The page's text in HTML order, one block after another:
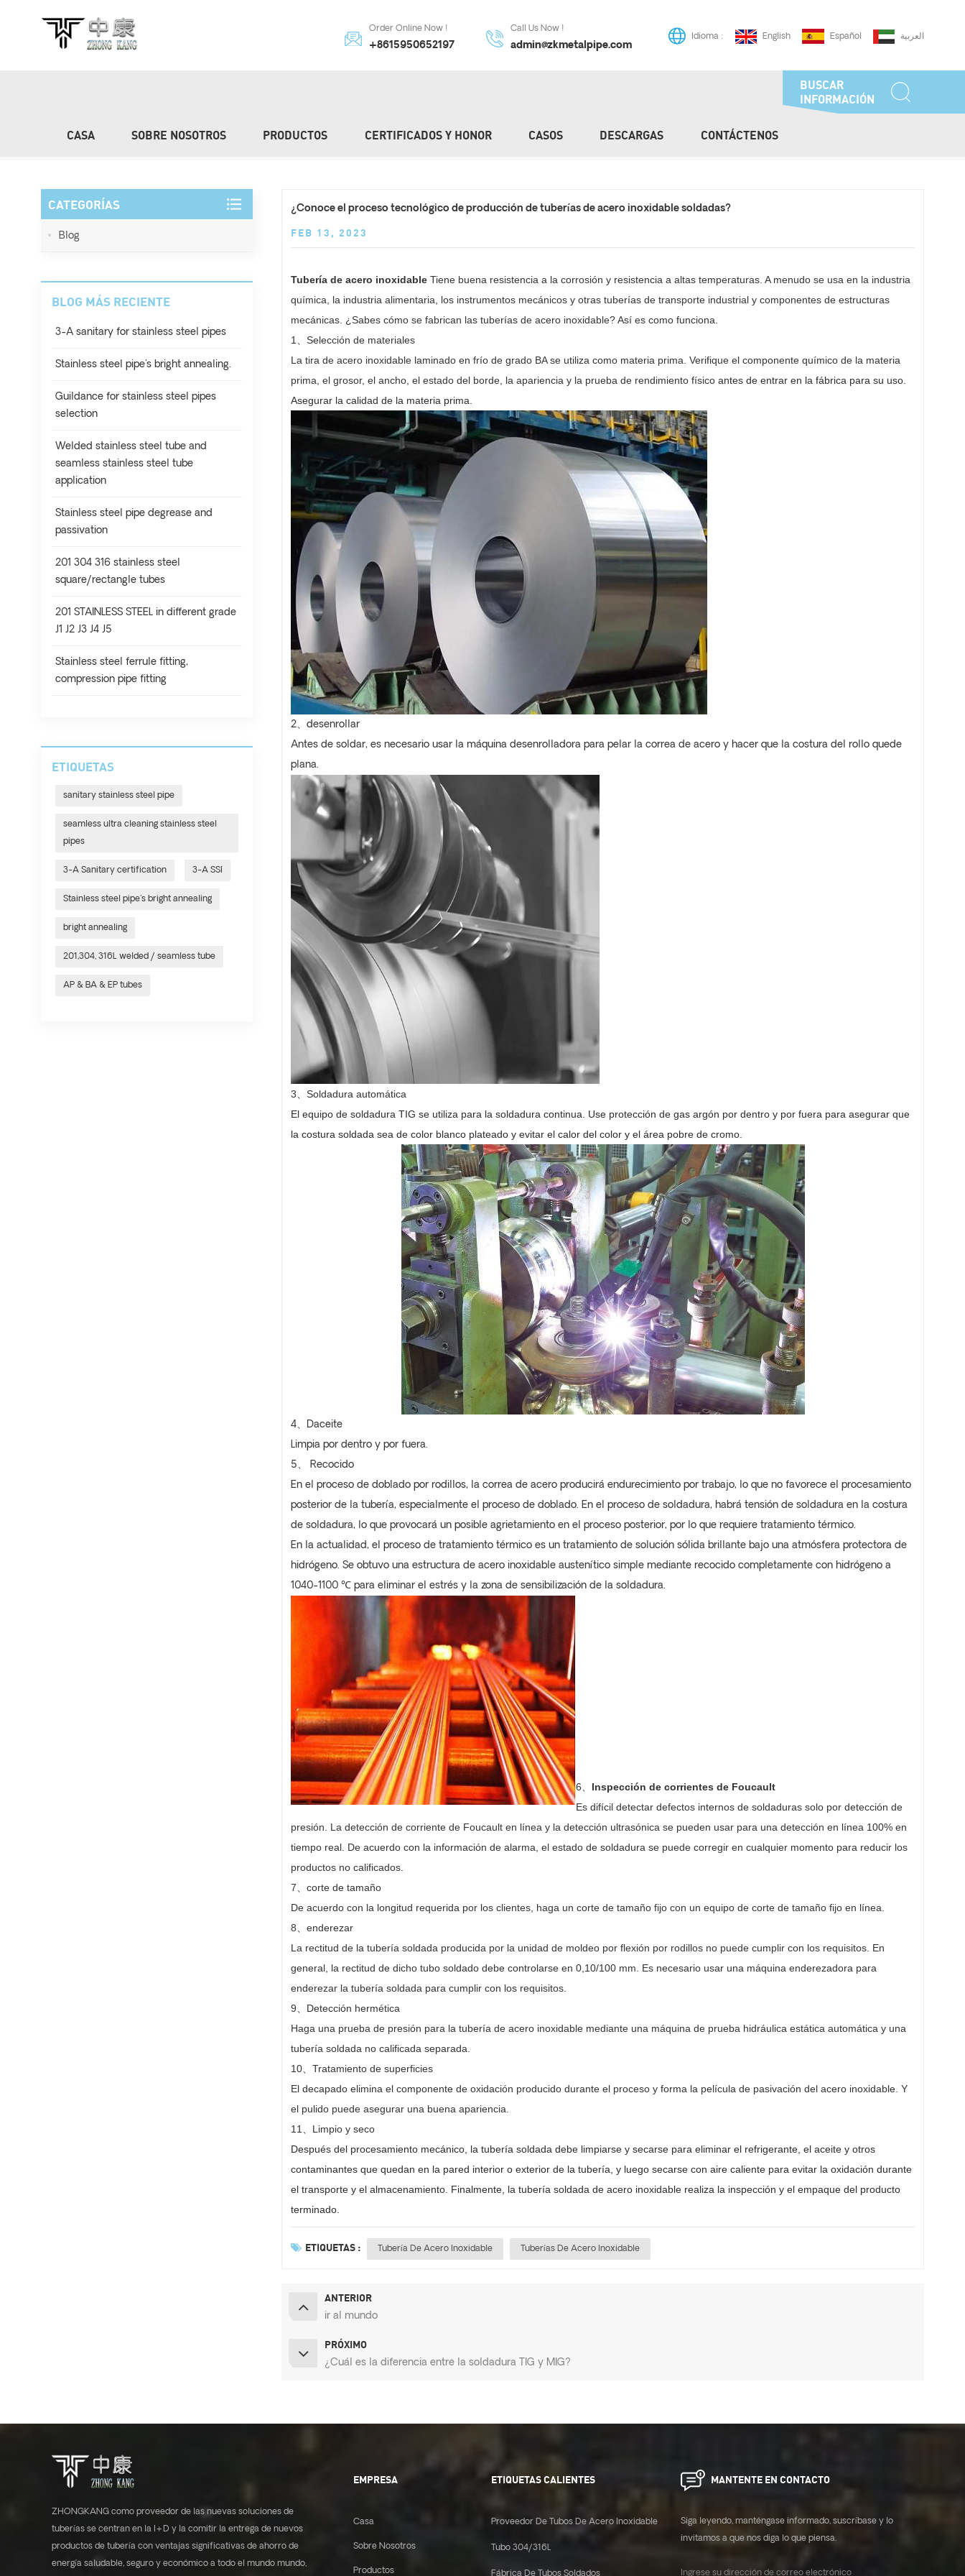
Idioma : English Español العربية
Order Online Now !
+8615950652197
Call Us Now !
admin@zkmetalpipe.com
BUSCAR
INFORMACIÓN
CASA SOBRE NOSOTROS PRODUCTOS CERTIFICADOS Y HONOR CASOS DESCARGAS CONTÁCTENOS
BLOG Casa /
¿Conoce el proceso tecnológico de producción de tuberías de acero inoxidable soldadas?
FEB 13, 2023
Tubería de acero inoxidable Tiene buena resistencia a la corrosión y resistencia a altas temperaturas. A menudo se usa en la industria
química, la industria alimentaria, los instrumentos mecánicos y otras tuberías de transporte industrial y componentes de estructuras
mecánicas. ¿Sabes cómo se fabrican las tuberías de acero inoxidable? Así es como funciona.
1
、Selección de materiales
La tira de acero inoxidable laminado en frío de grado BA se utiliza como materia prima. Verifique el componente químico de la materia
prima, el grosor, el ancho, el estado del borde, la apariencia y la prueba de rendimiento físicoantes de entrar en la fábrica para su uso.
Asegurar la calidad de la materia prima.
2、desenrollar
Antes de soldar, es necesario usar la máquina desenrolladora para pelar la correa de acero y hacer que la costura del rollo quede
plana.
3 、Soldadura automática
El equipo de soldadura TIG se utiliza para la soldadura continua. Use protección de gas argón por dentro y por fuera para asegurar que
la costura soldada sea de color blanco plateado y evitar el calor del color y el área pobre de cromo.
4、 Daceite
Limpia por dentro y por fuera.
5、Recocido
En el proceso de doblado por rodillos, la correa de acero producirá endurecimiento por trabajo, lo que no favorece el procesamiento
posterior de la tubería, especialmente el proceso de doblado. En el proceso de soldadura, habrá tensión de soldadura en la costura
de soldadura, lo que provocará un posible agrietamiento en el proceso posterior, por lo que requiere tratamiento térmico.
En la actualidad, el proceso de tratamiento térmico es un tratamiento de solución sólida brillante bajo una atmósfera protectora de
hidrógeno. Se obtuvo una estructura de acero inoxidable austenítico simple mediante recocido completamente con hidrógeno a
1040-1100℃ para eliminar el estrés y la zona de sensibilización de la soldadura.
6
Inspección de corrientes de Foucault
Es difícil detectar defectos internos de soldaduras solo por detección de
presión. La detección de corriente de Foucault en línea y la detección ultrasónica se pueden usar para una detección en línea 100% en
tiempo real. De acuerdo con la información de alarma, el estado de soldadura se puede corregir en cualquier momento para reducir los
productos no calificados.
7 、corte de tamaño
De acuerdo con la longitud requerida por los clientes, haga un corte de tamaño fijo con un equipo de corte de tamaño fijo en línea.
8 、enderezar
La rectitud de la tubería soldada producida por la unidad de moldeo por flexión por rodillos no puede cumplir con los requisitos. En
general, la rectitud de dicho tubo soldado debe controlarse en 0,10/100 mm. Es necesario usar una máquina enderezadora para
enderezar la tubería soldada para cumplir con los requisitos.
9
Detección hermética
Haga una prueba de presión para la tubería de acero inoxidable mediante una máquina de prueba hidráulica estática automática y una
tubería soldada no calificada separada.
10 、Tratamiento de superficies
El decapado elimina el componente de oxidación producido durante el proceso y forma la película de pasivación del acero inoxidable. Y
el pulido puede asegurar una buena apariencia.
11
Limpio y seco
Después del procesamiento mecánico, la tubería soldada debe limpiarse y secarse para eliminar el refrigerante, el aceite y otros
contaminantes que quedan en la pared interior o exterior de la tubería, y luego secarse con aire caliente para evitar la oxidación durante
el transporte y el almacenamiento. Finalmente, la tubería soldada de acero inoxidable realiza la inspección y el empaque del producto
terminado.
ETIQUETAS : Tubería De Acero Inoxidable Tuberías De Acero Inoxidable
ANTERIOR
ir al mundo
PRÓXIMO
¿Cuál es la diferencia entre la soldadura TIG y MIG?
CATEGORÍAS
Blog
BLOG MÁS RECIENTE
3-A sanitary for stainless steel pipes
Stainless steel pipe's bright annealing.
Guildance for stainless steel pipes
selection
Welded stainless steel tube and
seamless stainless steel tube
application
Stainless steel pipe degrease and
passivation
201 304 316 stainless steel
square/rectangle tubes
201 STAINLESS STEEL in different grade
J1 J2 J3 J4 J5
Stainless steel ferrule fitting,
compression pipe fitting
ETIQUETAS
sanitary stainless steel pipe
seamless ultra cleaning stainless steel
pipes
3-A Sanitary certification 3-A SSI
Stainless steel pipe's bright annealing
bright annealing
201,304, 316L welded / seamless tube
AP & BA & EP tubes
ZHONGKANG como proveedor de las nuevas soluciones de
tuberías se centran en la I+D y la comitir la entrega de nuevos
productos de tubería con ventajas significativas de ahorro de
energía saludable, seguro y económico a todo el mundo mundo,
EMPRESA
Casa
Sobre Nosotros
Productos
ETIQUETAS CALIENTES
Proveedor De Tubos De Acero Inoxidable
Tubo 304/316L
Fábrica De Tubos Soldados
MANTENTE EN CONTACTO
Siga leyendo, manténgase informado, suscríbase y lo
invitamos a que nos diga lo que piensa.